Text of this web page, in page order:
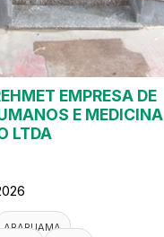
EMPRESA DE
E MEDICINA
LTDA
ARARUAMA